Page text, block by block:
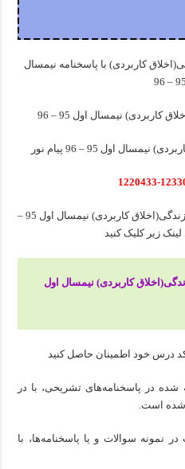
کاربردی) با پاسخنامه نیمسال
کاربردی) نیمسال اول 95 – 96
اول 95 – 96 پیام نور
برای دانلود رایگان نمونه سوال آیین زندگی(اخلاق کاربردی) نیمسال اول 95 –
کاربردی) نیمسال اول
درس خود اطمینان حاصل کنید
شده در پاسخنامه‌های تشریحی، با در
شده است.
نمونه سوالات و یا پاسخنامه‌ها، با